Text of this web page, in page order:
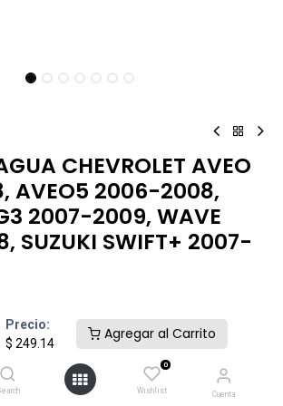
Precio:
$ 249.14
Agregar al Carrito
0
Wishlist Cuenta
CHEVROLET AVEO
AVEO5 2006-2008,
2007-2009, WAVE
SUZUKI SWIFT+ 2007-